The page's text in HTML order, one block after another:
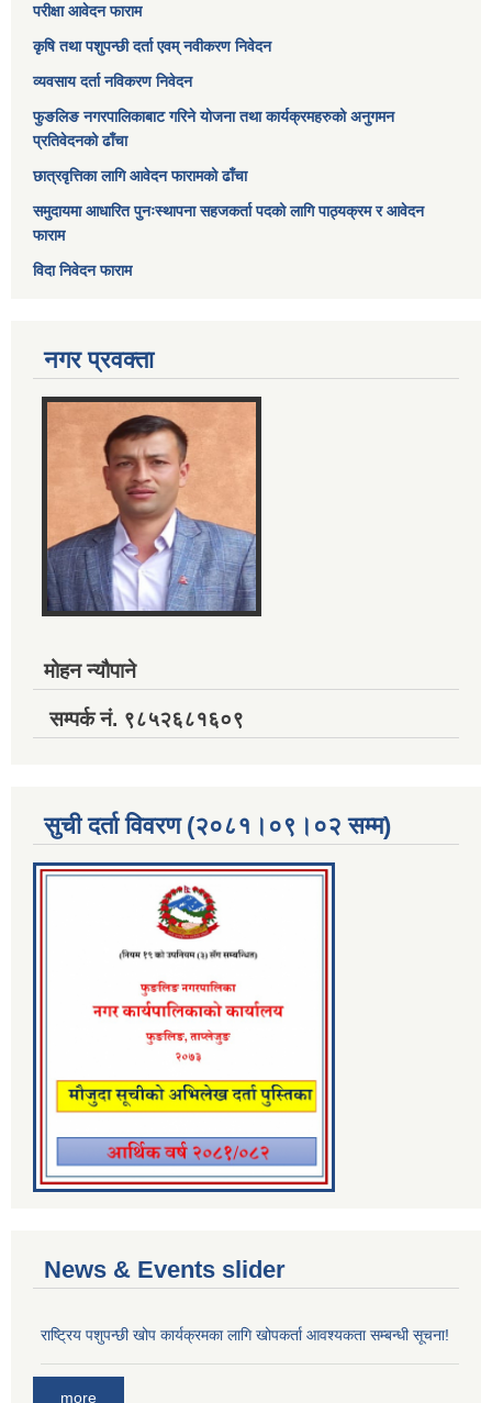
परीक्षा आवेदन फाराम
कृषि तथा पशुपन्छी दर्ता एवम् नवीकरण निवेदन
व्यवसाय दर्ता नविकरण निवेदन
फुङलिङ नगरपालिकाबाट गरिने योजना तथा कार्यक्रमहरुको अनुगमन
प्रतिवेदनको ढाँचा
छात्रवृत्तिका लागि आवेदन फारामको ढाँचा
समुदायमा आधारित पुनःस्थापना सहजकर्ता पदको लागि पाठ्यक्रम र आवेदन
फाराम
विदा निवेदन फाराम
नगर प्रवक्ता
मोहन न्यौपाने
सम्पर्क नं. ९८५२६८१६०९
सुची दर्ता विवरण (२०८१।०९।०२ सम्म)
News & Events slider
राष्ट्रिय पशुपन्छी खोप कार्यक्रमका लागि खोपकर्ता आवश्यकता सम्बन्धी सूचना!
more